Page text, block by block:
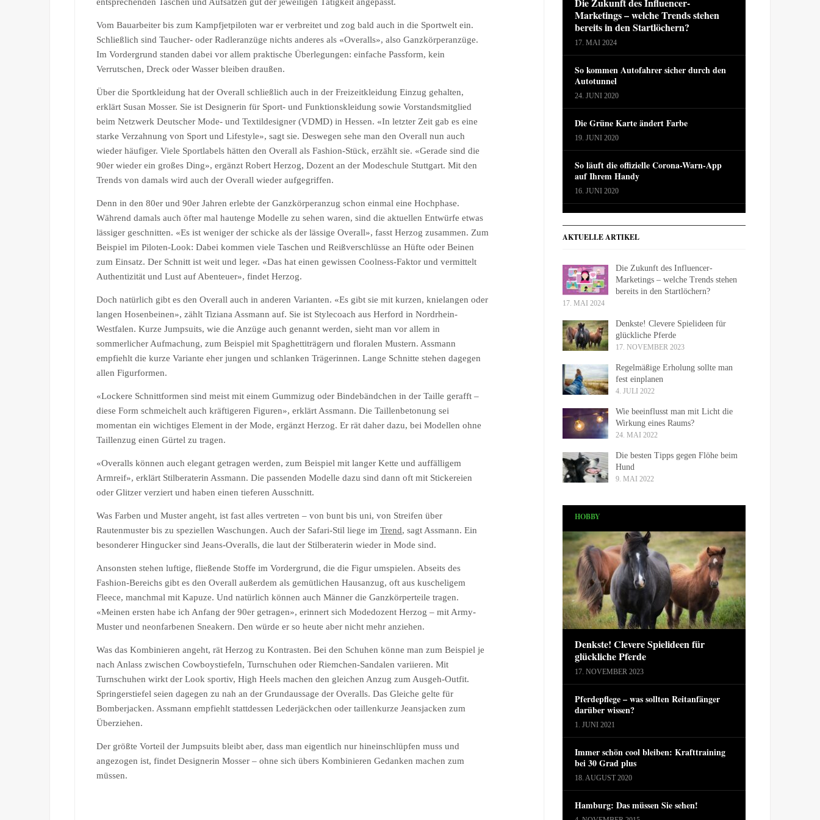
Vom Bauarbeiter bis zum Kampfjetpiloten war er verbreitet und zog bald auch in die Sportwelt ein.
Schließlich sind Taucher- oder Radleranzüge nichts anderes als «Overalls», also Ganzkörperanzüge.
Im Vordergrund standen dabei vor allem praktische Überlegungen: einfache Passform, kein
Verrutschen, Dreck oder Wasser bleiben draußen.
Über die Sportkleidung hat der Overall schließlich auch in der Freizeitkleidung Einzug gehalten,
erklärt Susan Mosser. Sie ist Designerin für Sport- und Funktionskleidung sowie Vorstandsmitglied
beim Netzwerk Deutscher Mode- und Textildesigner (VDMD) in Hessen. «In letzter Zeit gab es eine
starke Verzahnung von Sport und Lifestyle», sagt sie. Deswegen sehe man den Overall nun auch
wieder häufiger. Viele Sportlabels hätten den Overall als Fashion-Stück, erzählt sie. «Gerade sind die
90er wieder ein großes Ding», ergänzt Robert Herzog, Dozent an der Modeschule Stuttgart. Mit den
Trends von damals wird auch der Overall wieder aufgegriffen.
Denn in den 80er und 90er Jahren erlebte der Ganzkörperanzug schon einmal eine Hochphase.
Während damals auch öfter mal hautenge Modelle zu sehen waren, sind die aktuellen Entwürfe etwas
lässiger geschnitten. «Es ist weniger der schicke als der lässige Overall», fasst Herzog zusammen. Zum
Beispiel im Piloten-Look: Dabei kommen viele Taschen und Reißverschlüsse an Hüfte oder Beinen
zum Einsatz. Der Schnitt ist weit und leger. «Das hat einen gewissen Coolness-Faktor und vermittelt
Authentizität und Lust auf Abenteuer», findet Herzog.
Doch natürlich gibt es den Overall auch in anderen Varianten. «Es gibt sie mit kurzen, knielangen oder
langen Hosenbeinen», zählt Tiziana Assmann auf. Sie ist Stylecoach aus Herford in Nordrhein-
Westfalen. Kurze Jumpsuits, wie die Anzüge auch genannt werden, sieht man vor allem in
sommerlicher Aufmachung, zum Beispiel mit Spaghettiträgern und floralen Mustern. Assmann
empfiehlt die kurze Variante eher jungen und schlanken Trägerinnen. Lange Schnitte stehen dagegen
allen Figurformen.
«Lockere Schnittformen sind meist mit einem Gummizug oder Bindebändchen in der Taille gerafft –
diese Form schmeichelt auch kräftigeren Figuren», erklärt Assmann. Die Taillenbetonung sei
momentan ein wichtiges Element in der Mode, ergänzt Herzog. Er rät daher dazu, bei Modellen ohne
Taillenzug einen Gürtel zu tragen.
«Overalls können auch elegant getragen werden, zum Beispiel mit langer Kette und auffälligem
Armreif», erklärt Stilberaterin Assmann. Die passenden Modelle dazu sind dann oft mit Stickereien
oder Glitzer verziert und haben einen tieferen Ausschnitt.
Was Farben und Muster angeht, ist fast alles vertreten – von bunt bis uni, von Streifen über
Rautenmuster bis zu speziellen Waschungen. Auch der Safari-Stil liege im Trend, sagt Assmann. Ein
besonderer Hingucker sind Jeans-Overalls, die laut der Stilberaterin wieder in Mode sind.
Ansonsten stehen luftige, fließende Stoffe im Vordergrund, die die Figur umspielen. Abseits des
Fashion-Bereichs gibt es den Overall außerdem als gemütlichen Hausanzug, oft aus kuscheligem
Fleece, manchmal mit Kapuze. Und natürlich können auch Männer die Ganzkörperteile tragen.
«Meinen ersten habe ich Anfang der 90er getragen», erinnert sich Modedozent Herzog – mit Army-
Muster und neonfarbenen Sneakern. Den würde er so heute aber nicht mehr anziehen.
Was das Kombinieren angeht, rät Herzog zu Kontrasten. Bei den Schuhen könne man zum Beispiel je
nach Anlass zwischen Cowboystiefeln, Turnschuhen oder Riemchen-Sandalen variieren. Mit
Turnschuhen wirkt der Look sportiv, High Heels machen den gleichen Anzug zum Ausgeh-Outfit.
Springerstiefel seien dagegen zu nah an der Grundaussage der Overalls. Das Gleiche gelte für
Bomberjacken. Assmann empfiehlt stattdessen Lederjäckchen oder taillenkurze Jeansjacken zum
Überziehen.
Der größte Vorteil der Jumpsuits bleibt aber, dass man eigentlich nur hineinschlüpfen muss und
angezogen ist, findet Designerin Mosser – ohne sich übers Kombinieren Gedanken machen zum
müssen.
Marketings – welche Trends stehen
bereits in den Startlöchern?
17. MAI 2024
So kommen Autofahrer sicher durch den
Autotunnel
24. JUNI 2020
Die Grüne Karte ändert Farbe
19. JUNI 2020
So läuft die offizielle Corona-Warn-App
auf Ihrem Handy
16. JUNI 2020
AKTUELLE ARTIKEL
Die Zukunft des Influencer-
Marketings – welche Trends stehen
bereits in den Startlöchern?
17. MAI 2024
Denkste! Clevere Spielideen für
glückliche Pferde
17. NOVEMBER 2023
Regelmäßige Erholung sollte man
fest einplanen
4. JULI 2022
Wie beeinflusst man mit Licht die
Wirkung eines Raums?
24. MAI 2022
Die besten Tipps gegen Flöhe beim
Hund
9. MAI 2022
HOBBY
Denkste! Clevere Spielideen für
glückliche Pferde
17. NOVEMBER 2023
Pferdepflege – was sollten Reitanfänger
darüber wissen?
1. JUNI 2021
Immer schön cool bleiben: Krafttraining
bei 30 Grad plus
18. AUGUST 2020
Hamburg: Das müssen Sie sehen!